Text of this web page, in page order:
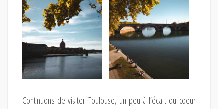
Continuons de visiter Toulouse, un peu à l’écart du coeur